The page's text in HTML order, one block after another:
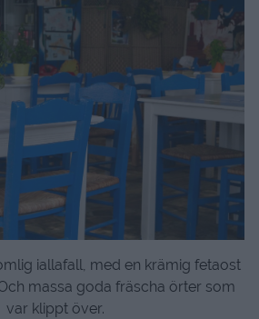
iallafall, med en krämig fetaost
massa goda fräscha örter som
var klippt över.